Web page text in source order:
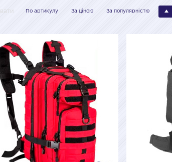
По артикулу За ціною За популярністю